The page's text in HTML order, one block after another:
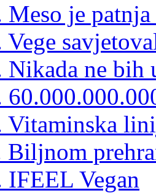
Meso je
Nikada ne
Vitaminska
Biljnom
IFEEL Vegan